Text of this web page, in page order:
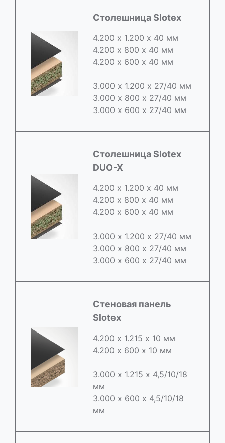
Столешница Slotex
4.200 х 1.200 х 40 мм
4.200 х 800 х 40 мм
4.200 х 600 х 40 мм
3.000 х 1.200 х 27/40 мм
3.000 х 800 х 27/40 мм
3.000 х 600 х 27/40 мм
Cтолешница Slotex
DUO-X
4.200 х 1.200 х 40 мм
4.200 х 800 х 40 мм
4.200 х 600 х 40 мм
3.000 х 1.200 х 27/40 мм
3.000 х 800 х 27/40 мм
3.000 х 600 х 27/40 мм
Стеновая панель
Slotex
4.200 х 1.215 х 10 мм
4.200 х 600 х 10 мм
3.000 х 1.215 х 4,5/10/18
мм
3.000 х 600 х 4,5/10/18
мм